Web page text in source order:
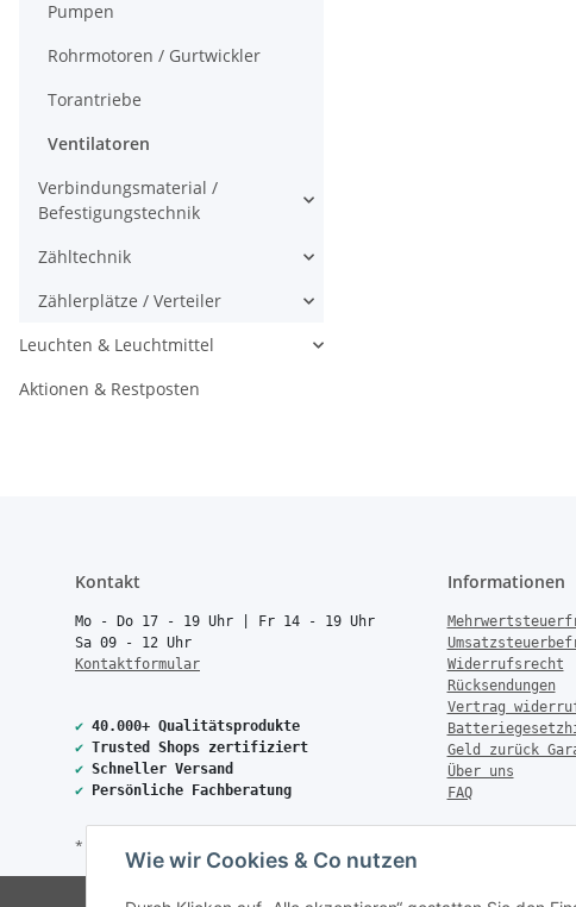
Wie wir Cookies & Co nutzen
Pumpen
Rohrmotoren / Gurtwickler
Torantriebe
Ventilatoren
Verbindungsmaterial /
Befestigungstechnik
Zähltechnik
Zählerplätze / Verteiler
Leuchten & Leuchtmittel
Aktionen & Restposten
Kontakt
Mo - Do 17 - 19 Uhr | Fr 14 - 19 Uhr
Sa 09 - 12 Uhr
Kontaktformular
✔ 40.000+ Qualitätsprodukte
✔ Trusted Shops zertifiziert
✔ Schneller Versand
✔
Persönliche Fachberatung
Informationen
Widerrufsrecht
Rücksendungen
Vertrag
Geld zurück
Über uns
FAQ
* Alle Preise inkl. gesetzlicher USt., zzgl.